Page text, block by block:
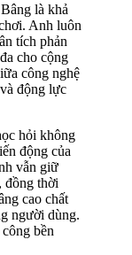
là khả
Anh luôn
tích phản
cho cộng
công nghệ
động lực
hỏi không
động của
vẫn giữ
đồng thời
cao chất
người dùng.
bền